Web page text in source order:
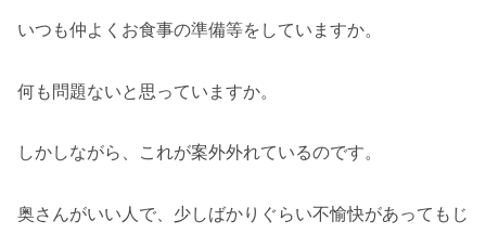
いつも仲よくお食事の準備等をしていますか。
何も問題ないと思っていますか。
しかしながら、これが案外外れているのです。
奥さんがいい人で、少しばかりぐらい不愉快があってもじ